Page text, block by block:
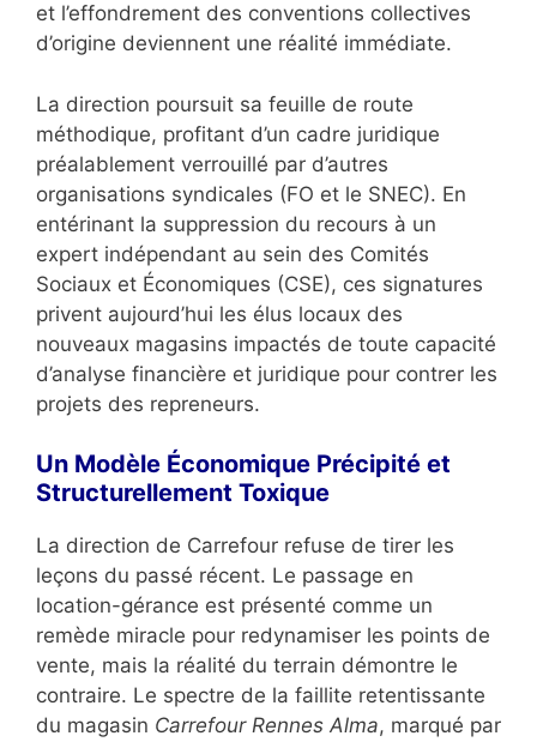
et l’effondrement des conventions collectives
d’origine deviennent une réalité immédiate.
La direction poursuit sa feuille de route
méthodique, profitant d’un cadre juridique
préalablement verrouillé par d’autres
organisations syndicales (FO et le SNEC). En
entérinant la suppression du recours à un
expert indépendant au sein des Comités
Sociaux et Économiques (CSE), ces signatures
privent aujourd’hui les élus locaux des
nouveaux magasins impactés de toute capacité
d’analyse financière et juridique pour contrer les
projets des repreneurs.
Un Modèle Économique Précipité et
Structurellement Toxique
La direction de Carrefour refuse de tirer les
leçons du passé récent. Le passage en
location-gérance est présenté comme un
remède miracle pour redynamiser les points de
vente, mais la réalité du terrain démontre le
contraire. Le spectre de la faillite retentissante
du magasin Carrefour Rennes Alma, marqué par